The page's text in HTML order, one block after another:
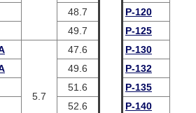
48.7
49.7
5.7
47.6
49.6
51.6
52.6
P-120
P-125
P-130
P-132
P-135
P-140